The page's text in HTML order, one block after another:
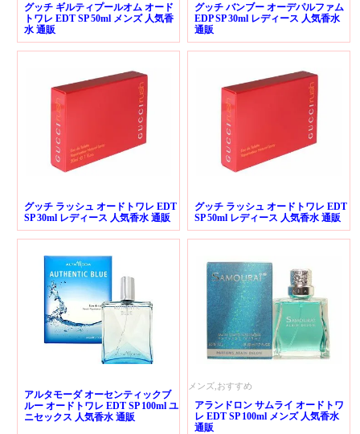
グッチ ギルティプールオム オード
トワレ EDT SP 50ml メンズ 人気香
水 通販
グッチ バンブー オーデパルファム
EDP SP 30ml レディース 人気香水
通販
グッチ ラッシュ オードトワレ EDT
SP 30ml レディース 人気香水 通販
グッチ ラッシュ オードトワレ EDT
SP 50ml レディース 人気香水 通販
アルタモーダ オーセンティックブ
ルー オードトワレ EDT SP 100ml ユ
ニセックス 人気香水 通販
メンズ,おすすめ
アランドロン サムライ オードトワ
レ EDT SP 100ml メンズ 人気香水
通販